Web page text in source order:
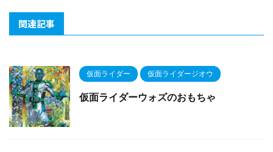
関連記事
仮面ライダー 仮面ライダージオウ
仮面ライダーウォズのおもちゃ